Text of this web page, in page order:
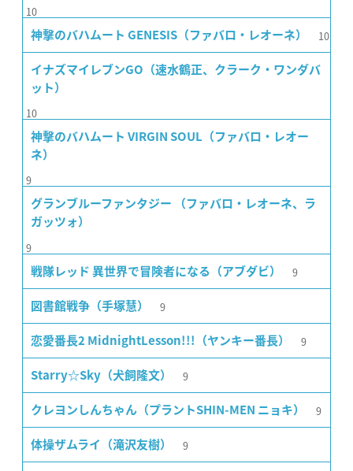
10
神撃のバハムート GENESIS（ファバロ・レオーネ） 10
イナズマイレブンGO（速水鶴正、クラーク・ワンダバ
ット）
10
神撃のバハムート VIRGIN SOUL（ファバロ・レオー
ネ）
9
グランブルーファンタジー （ファバロ・レオーネ、ラ
ガッツォ）
9
戦隊レッド 異世界で冒険者になる（アブダビ） 9
図書館戦争（手塚慧） 9
恋愛番長2 MidnightLesson!!!（ヤンキー番長） 9
Starry☆Sky（犬飼隆文） 9
クレヨンしんちゃん（プラントSHIN-MEN ニョキ） 9
体操ザムライ（滝沢友樹） 9